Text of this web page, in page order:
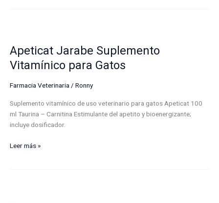
Apeticat Jarabe Suplemento
Vitamínico para Gatos
Farmacia Veterinaria / Ronny
Suplemento vitamínico de uso veterinario para gatos Apeticat 100
ml Taurina – Carnitina Estimulante del apetito y bioenergizante;
incluye dosificador.
Suplemento
Vitamínico
para
Leer más »